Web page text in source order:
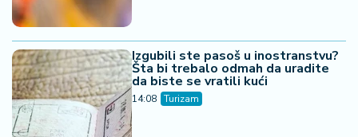
Izgubili ste pasoš u inostranstvu?
Šta bi trebalo odmah da uradite
da biste se vratili kući
14:08 Turizam